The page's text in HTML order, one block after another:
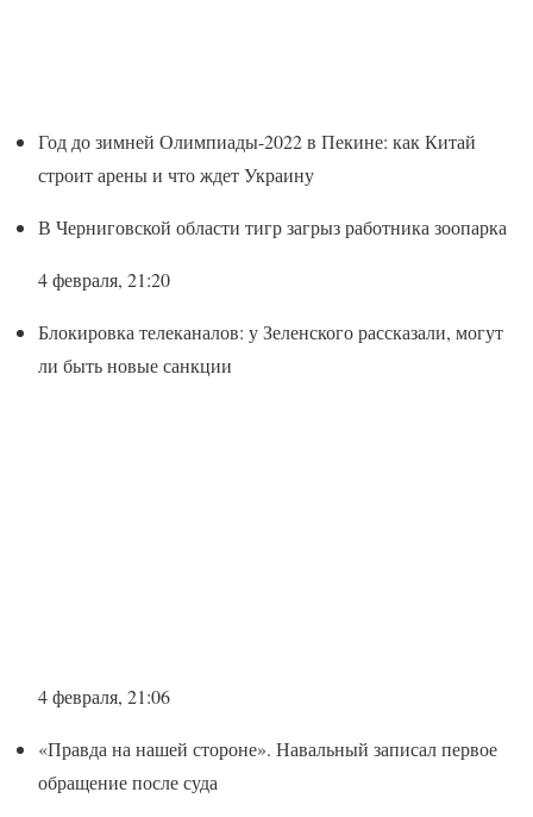
Год до зимней Олимпиады-2022 в Пекине: как Китай
строит арены и что ждет Украину
В Черниговской области тигр загрыз работника зоопарка
4 февраля, 21:20
Блокировка телеканалов: у Зеленского рассказали, могут
ли быть новые санкции
4 февраля, 21:06
«Правда на нашей стороне». Навальный записал первое
обращение после суда